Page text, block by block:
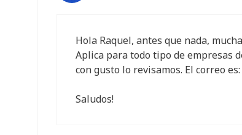
Hola Raquel, antes que nada,
Aplica para todo tipo de empresas
con gusto lo revisamos. El correo es:
Saludos!